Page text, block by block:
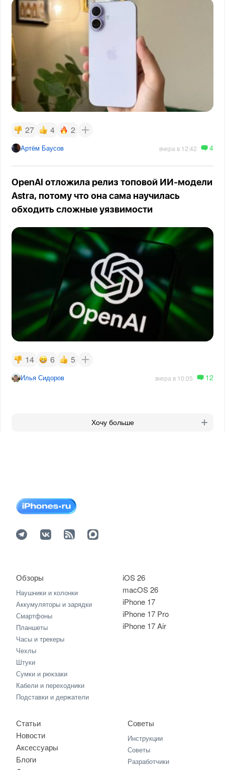
27 4 2
Артём Баусов вчера в 12:42 4
OpenAI отложила релиз топовой ИИ-модели
Astra, потому что она сама научилась
обходить сложные уязвимости
14 6 5
Илья Сидоров вчера в 10:05 12
Хочу больше
iOS 26
macOS 26
iPhone 17
iPhone 17 Pro
iPhone 17 Air
Обзоры
Наушники и колонки
Аккумуляторы и зарядки
Смартфоны
Планшеты
Часы и трекеры
Чехлы
Штуки
Сумки и рюкзаки
Кабели и переходники
Подставки и держатели
Статьи
Новости
Аксессуары
Блоги
Советы
Инструкции
Советы
Разработчики